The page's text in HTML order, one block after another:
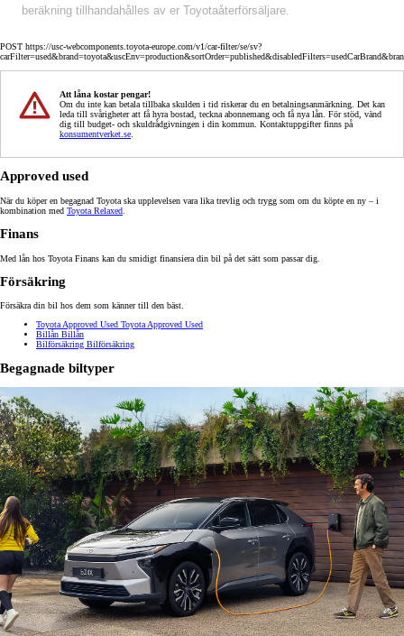
beräkning tillhandahålles av er Toyotaåterförsäljare.
POST https://usc-webcomponents.toyota-europe.com/v1/car-filter/se/sv?
Att låna kostar pengar!
Om du inte kan betala tillbaka skulden i tid riskerar du en betalningsanmärkning. Det kan
leda till svårigheter att få hyra bostad, teckna abonnemang och få nya lån. För stöd, vänd
dig till budget- och skuldrådgivningen i din kommun. Kontaktuppgifter finns på
konsumentverket.se
Approved used
När du köper en begagnad Toyota ska upplevelsen vara lika trevlig och trygg som om du köpte en ny – i
kombination med Toyota Relaxed
Finans
Med lån hos Toyota Finans kan du smidigt finansiera din bil på det sätt som passar dig.
Försäkring
Försäkra din bil hos dem som känner till den bäst.
Toyota Approved Used Toyota Approved Used
Billån Billån
Bilförsäkring Bilförsäkring
Begagnade biltyper